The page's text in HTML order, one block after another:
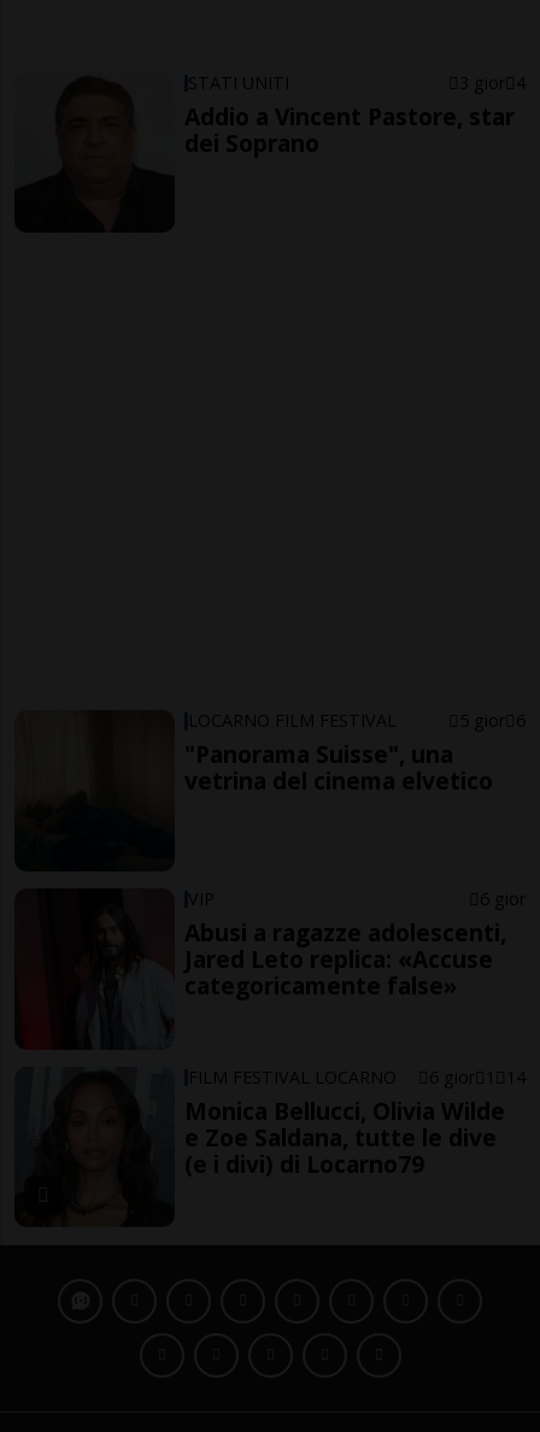
STATI UNITI 3 gior 4
Addio a Vincent Pastore, star
dei Soprano
LOCARNO FILM FESTIVAL 5 gior 6
"Panorama Suisse", una
vetrina del cinema elvetico
VIP 6 gior
Abusi a ragazze adolescenti,
Jared Leto replica: «Accuse
categoricamente false»
FILM FESTIVAL LOCARNO 6 gior 1 14
Monica Bellucci, Olivia Wilde
e Zoe Saldana, tutte le dive
(e i divi) di Locarno79